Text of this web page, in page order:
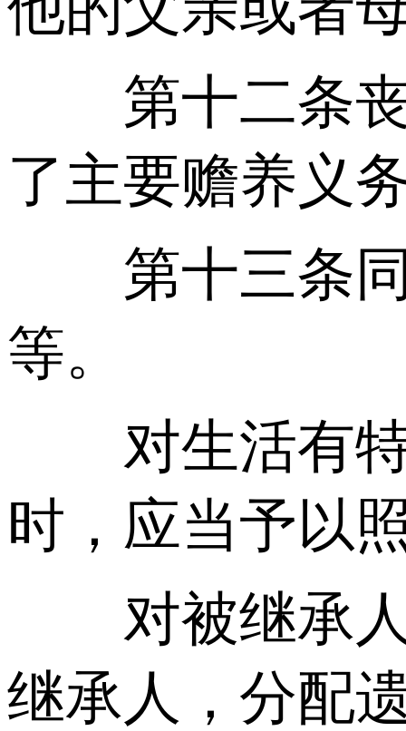
第十二条丧
了主要赡养义
第十三条同
等。
对生活有特
时，应当予以
对被继承人
继承人，分配